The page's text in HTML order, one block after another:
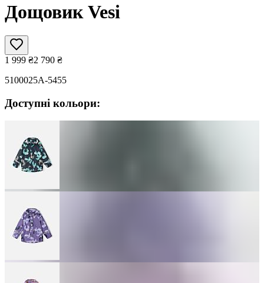
Дощовик Vesi
1 999 ₴2 790 ₴
5100025A-5455
Доступні кольори: